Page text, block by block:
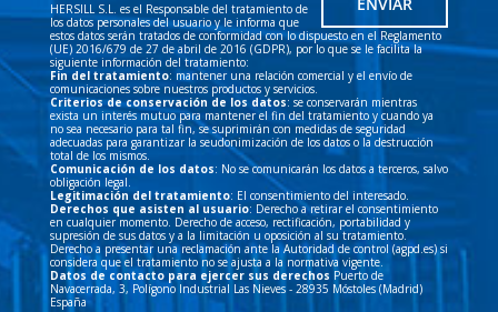
HERSILL S.L. es el Responsable del tratamiento de
los datos personales del usuario y le informa que
estos datos serán tratados de conformidad con lo dispuesto en el Reglamento
(UE) 2016/679 de 27 de abril de 2016 (GDPR), por lo que se le facilita la
siguiente información del tratamiento:
Fin del tratamiento: mantener una relación comercial y el envío de
comunicaciones sobre nuestros productos y servicios.
Criterios de conservación de los datos: se conservarán mientras
exista un interés mutuo para mantener el fin del tratamiento y cuando ya
no sea necesario para tal fin, se suprimirán con medidas de seguridad
adecuadas para garantizar la seudonimización de los datos o la destrucción
total de los mismos.
Comunicación de los datos: No se comunicarán los datos a terceros, salvo
obligación legal.
Legitimación del tratamiento: El consentimiento del interesado.
Derechos que asisten al usuario: Derecho a retirar el consentimiento
en cualquier momento. Derecho de acceso, rectificación, portabilidad y
supresión de sus datos y a la limitación u oposición al su tratamiento.
Derecho a presentar una reclamación ante la Autoridad de control (agpd.es) si
considera que el tratamiento no se ajusta a la normativa vigente.
Datos de contacto para ejercer sus derechos Puerto de
Navacerrada, 3, Polígono Industrial Las Nieves - 28935 Móstoles (Madrid)
España